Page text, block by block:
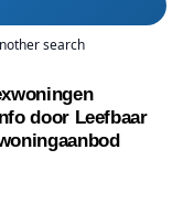
search
door Leefbaar